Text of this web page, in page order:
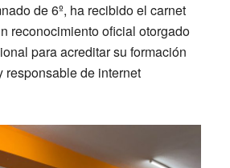
de 6º, ha recibido el carnet
reconocimiento oficial otorgado
para acreditar su formación
responsable de internet